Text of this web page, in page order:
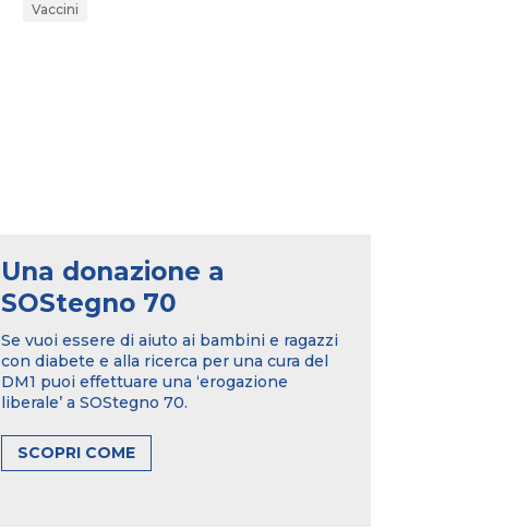
Vaccini
Una donazione a
SOStegno 70
Se vuoi essere di aiuto ai bambini e ragazzi
con diabete e alla ricerca per una cura del
DM1 puoi effettuare una ‘erogazione
liberale’ a SOStegno 70.
SCOPRI COME